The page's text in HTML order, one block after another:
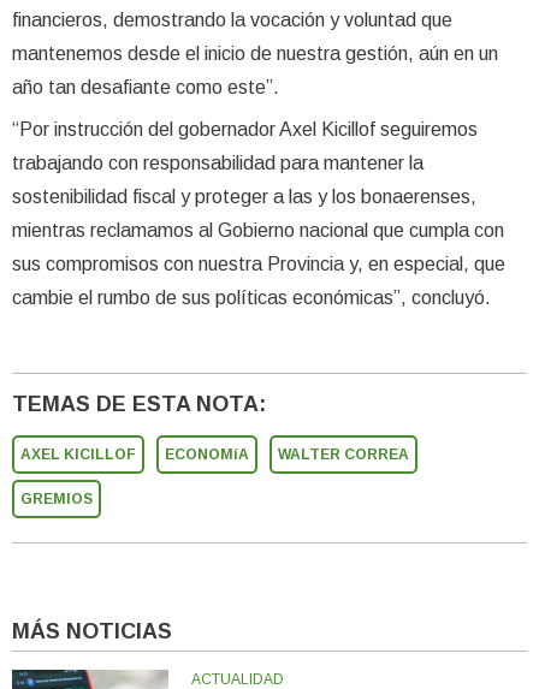
financieros, demostrando la vocación y voluntad que
mantenemos desde el inicio de nuestra gestión, aún en un
año tan desafiante como este”.
“Por instrucción del gobernador Axel Kicillof seguiremos
trabajando con responsabilidad para mantener la
sostenibilidad fiscal y proteger a las y los bonaerenses,
mientras reclamamos al Gobierno nacional que cumpla con
sus compromisos con nuestra Provincia y, en especial, que
cambie el rumbo de sus políticas económicas”, concluyó.
TEMAS DE ESTA NOTA:
AXEL KICILLOF ECONOMíA WALTER CORREA
GREMIOS
MÁS NOTICIAS
ACTUALIDAD